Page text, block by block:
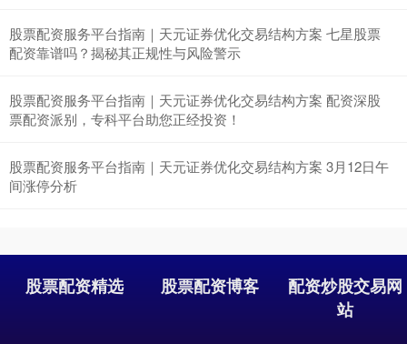
股票配资服务平台指南｜天元证券优化交易结构方案 七星股票
配资靠谱吗？揭秘其正规性与风险警示
股票配资服务平台指南｜天元证券优化交易结构方案 配资深股
票配资派别，专科平台助您正经投资！
股票配资服务平台指南｜天元证券优化交易结构方案 3月12日午
间涨停分析
股票配资精选 股票配资博客
配资炒股交易网
站